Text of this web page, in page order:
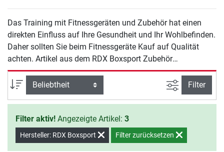
Das Training mit Fitnessgeräten und Zubehör hat einen
direkten Einfluss auf Ihre Gesundheit und Ihr Wohlbefinden.
Daher sollten Sie beim Fitnessgeräte Kauf auf Qualität
achten. Artikel aus dem RDX Boxsport Zubehör
Krafttraining Sortiment bieten Ihnen Sicherheit und Qualität
für ein effektives Training zu Hause.
Sortierung Ansicht
Filter
Filter aktiv! Angezeigte Artikel: 3
Hersteller: RDX Boxsport Filter zurücksetzen